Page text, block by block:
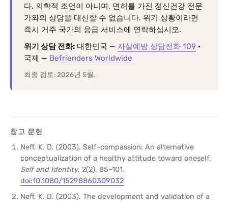
다. 의학적 조언이 아니며, 면허를 가진 정신건강 전문
가와의 상담을 대신할 수 없습니다. 위기 상황이라면
즉시 거주 국가의 응급 서비스에 연락하십시오.
위기 상담 전화: 대한민국 — 자살예방 상담전화 109 ·
국제 — Befrienders Worldwide
최종 검토: 2026년 5월.
참고 문헌
Neff, K. D. (2003). Self-compassion: An alternative
conceptualization of a healthy attitude toward oneself.
Self and Identity, 2(2), 85–101.
doi:10.1080/15298860309032
Neff, K. D. (2003). The development and validation of a